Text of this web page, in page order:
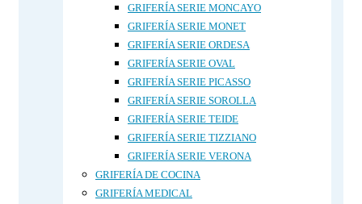
GRIFERÍA SERIE MONCAYO
GRIFERÍA SERIE MONET
GRIFERÍA SERIE ORDESA
GRIFERÍA SERIE OVAL
GRIFERÍA SERIE PICASSO
GRIFERÍA SERIE SOROLLA
GRIFERÍA SERIE TEIDE
GRIFERÍA SERIE TIZZIANO
GRIFERÍA SERIE VERONA
GRIFERÍA DE COCINA
GRIFERÍA MEDICAL